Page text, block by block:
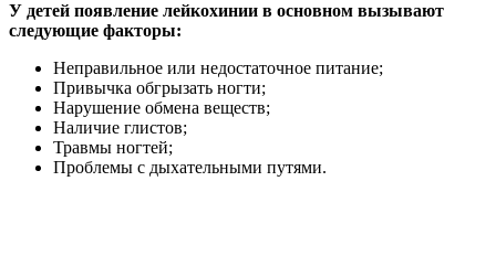
У детей появление лейкохинии в основном вызывают
следующие факторы:
Неправильное или недостаточное питание;
Привычка обгрызать ногти;
Нарушение обмена веществ;
Наличие глистов;
Травмы ногтей;
Проблемы с дыхательными путями.